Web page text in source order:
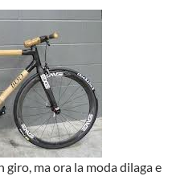
giro, ma ora la moda dilaga e